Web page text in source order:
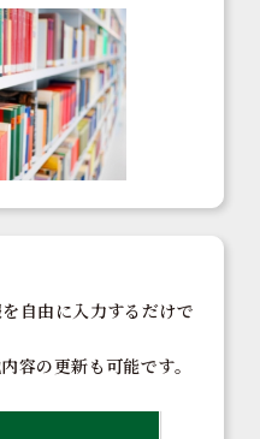
自由に入力するだけで
容の更新も可能です。